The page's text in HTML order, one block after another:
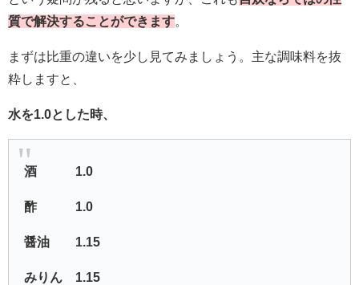
質で解決することができます。
まずは比重の違いを少し見てみましょう。主な調味料を抜
粋しますと、
水を1.0とした時、
酒 1.0
酢 1.0
醤油 1.15
みりん 1.15